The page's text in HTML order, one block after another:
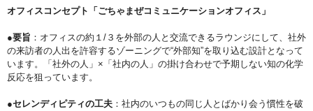
オフィスコンセプト「ごちゃまぜコミュニケーションオフィス」
●要旨 ：オフィスの約１/３を外部の人と交流できるラウンジにして、社外
の来訪者の人出を許容するゾーニングで“外部知”を取り込む設計となって
います。「社外の人」×「社内の人」の掛け合わせで予期しない知の化学
反応を狙っています。
●セレンディピティの工夫 ：社内のいつもの同じ人とばかり会う慣性を破